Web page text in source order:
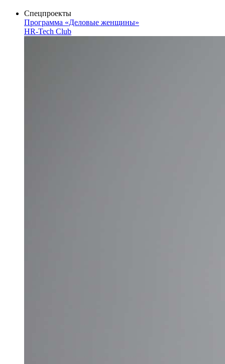
Спецпроекты
Программа «Деловые женщины»
HR-Tech Club